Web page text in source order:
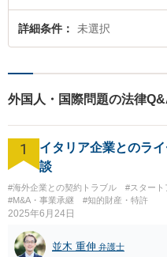
詳細条件 未選択
外国人・国際問題の法律
1
イタリア企業とのラ
談
#海外企業との契約トラブル #スタート
#M&A・事業承継
#知的財産・特許
2025年6月24日
並木 重伸 弁護士